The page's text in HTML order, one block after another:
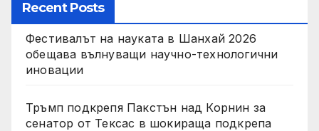
Recent Posts
Фестивалът на науката в Шанхай 2026
обещава вълнуващи научно-технологични
иновации
Тръмп подкрепя Пакстън над Корнин за
сенатор от Тексас в шокираща подкрепа